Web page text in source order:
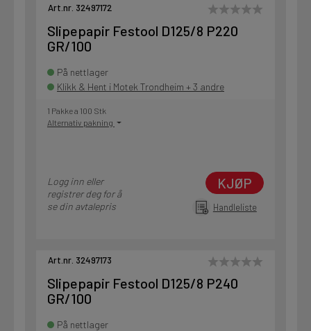
Art.nr. 32497172
Slipepapir Festool D125/8 P220
GR/100
På nettlager
Klikk & Hent i Motek Trondheim + 3 andre
1 Pakke a 100 Stk
Alternativ pakning
Logg inn eller
registrer deg for å
se din avtalepris
KJØP
Handleliste
Art.nr. 32497173
Slipepapir Festool D125/8 P240
GR/100
På nettlager